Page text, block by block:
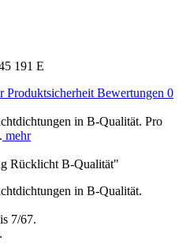
191 E
Produktsicherheit Bewertungen 0
in B-Qualität. Pro
mehr
Rücklicht B-Qualität"
in B-Qualität.
7/67.